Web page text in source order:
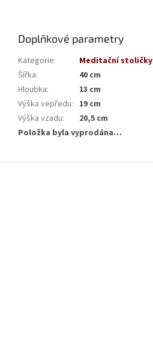
Doplňkové parametry
Kategorie:
Meditační stoličky
Šířka:
40 cm
Hloubka:
13 cm
Výška vepředu: 19 cm
Výška vzadu:
20,5 cm
Položka byla vyprodána…